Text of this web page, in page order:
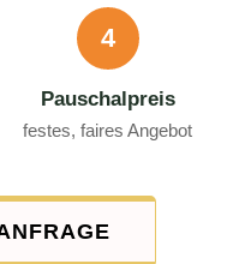
4
Pauschalpreis
festes, faires Angebot